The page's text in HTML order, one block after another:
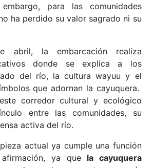
para las comunidades
ha perdido su valor sagrado ni su
abril, la embarcación realiza
donde se explica a los
del río, la cultura wayuu y el
que adornan la cayuquera.
corredor cultural y ecológico
entre las comunidades, su
activa del río.
actual ya cumple una función
ya quela cayuquera